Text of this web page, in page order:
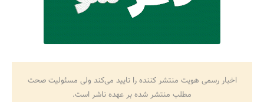
اخبار رسمی هویت منتشر کننده را تایید می‌کند ولی مسئولیت صحت
مطلب منتشر شده بر عهده ناشر است.